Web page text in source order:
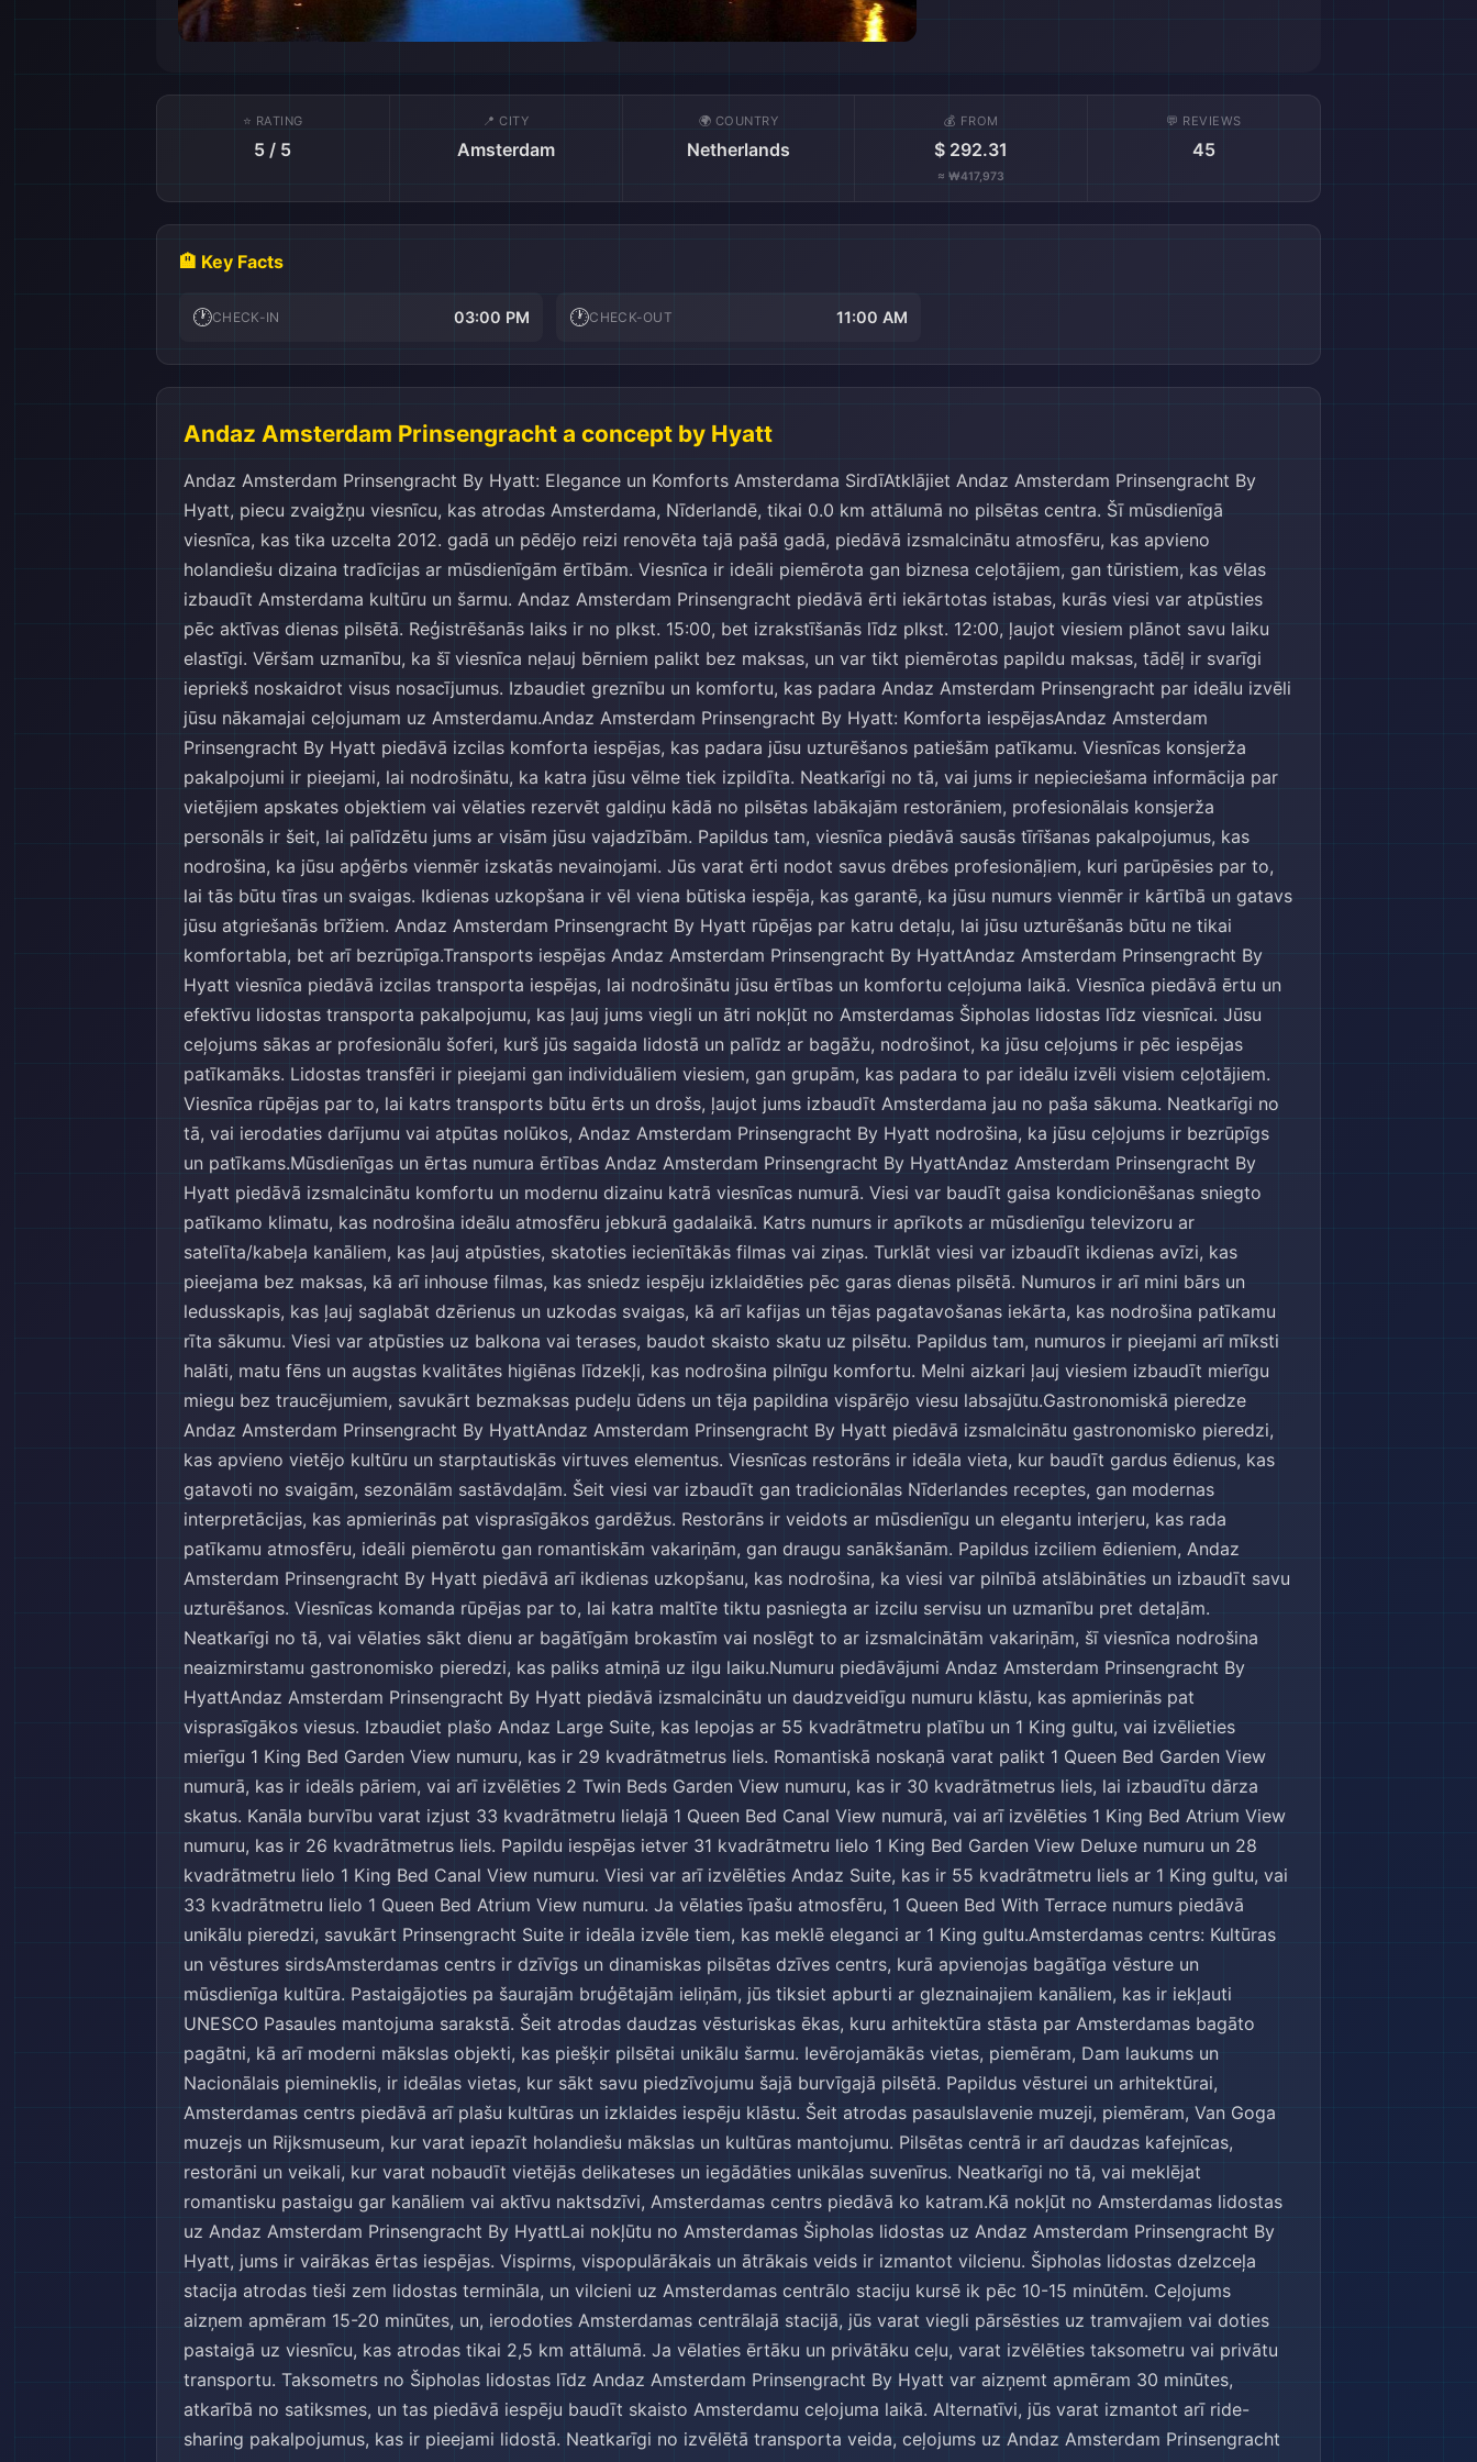
⭐ RATING
5 / 5
📍 CITY
Amsterdam
🌍 COUNTRY
Netherlands
💰 FROM
$ 292.31
≈ ₩417,973
💬 REVIEWS
45
🏨 Key Facts
🕐CHECK-IN 03:00 PM 🕐CHECK-OUT 11:00 AM
Andaz Amsterdam Prinsengracht a concept by Hyatt
Andaz Amsterdam Prinsengracht By Hyatt: Elegance un Komforts Amsterdama SirdīAtklājiet Andaz Amsterdam Prinsengracht By Hyatt, piecu zvaigžņu viesnīcu, kas atrodas Amsterdama, Nīderlandē, tikai 0.0 km attālumā no pilsētas centra. Šī mūsdienīgā viesnīca, kas tika uzcelta 2012. gadā un pēdējo reizi renovēta tajā pašā gadā, piedāvā izsmalcinātu atmosfēru, kas apvieno holandiešu dizaina tradīcijas ar mūsdienīgām ērtībām. Viesnīca ir ideāli piemērota gan biznesa ceļotājiem, gan tūristiem, kas vēlas izbaudīt Amsterdama kultūru un šarmu. Andaz Amsterdam Prinsengracht piedāvā ērti iekārtotas istabas, kurās viesi var atpūsties pēc aktīvas dienas pilsētā. Reģistrēšanās laiks ir no plkst. 15:00, bet izrakstīšanās līdz plkst. 12:00, ļaujot viesiem plānot savu laiku elastīgi. Vēršam uzmanību, ka šī viesnīca neļauj bērniem palikt bez maksas, un var tikt piemērotas papildu maksas, tādēļ ir svarīgi iepriekš noskaidrot visus nosacījumus. Izbaudiet greznību un komfortu, kas padara Andaz Amsterdam Prinsengracht par ideālu izvēli jūsu nākamajai ceļojumam uz Amsterdamu.Andaz Amsterdam Prinsengracht By Hyatt: Komforta iespējasAndaz Amsterdam Prinsengracht By Hyatt piedāvā izcilas komforta iespējas, kas padara jūsu uzturēšanos patiešām patīkamu. Viesnīcas konsjerža pakalpojumi ir pieejami, lai nodrošinātu, ka katra jūsu vēlme tiek izpildīta. Neatkarīgi no tā, vai jums ir nepieciešama informācija par vietējiem apskates objektiem vai vēlaties rezervēt galdiņu kādā no pilsētas labākajām restorāniem, profesionālais konsjerža personāls ir šeit, lai palīdzētu jums ar visām jūsu vajadzībām. Papildus tam, viesnīca piedāvā sausās tīrīšanas pakalpojumus, kas nodrošina, ka jūsu apģērbs vienmēr izskatās nevainojami. Jūs varat ērti nodot savus drēbes profesionāļiem, kuri parūpēsies par to, lai tās būtu tīras un svaigas. Ikdienas uzkopšana ir vēl viena būtiska iespēja, kas garantē, ka jūsu numurs vienmēr ir kārtībā un gatavs jūsu atgriešanās brīžiem. Andaz Amsterdam Prinsengracht By Hyatt rūpējas par katru detaļu, lai jūsu uzturēšanās būtu ne tikai komfortabla, bet arī bezrūpīga.Transports iespējas Andaz Amsterdam Prinsengracht By HyattAndaz Amsterdam Prinsengracht By Hyatt viesnīca piedāvā izcilas transporta iespējas, lai nodrošinātu jūsu ērtības un komfortu ceļojuma laikā. Viesnīca piedāvā ērtu un efektīvu lidostas transporta pakalpojumu, kas ļauj jums viegli un ātri nokļūt no Amsterdamas Šipholas lidostas līdz viesnīcai. Jūsu ceļojums sākas ar profesionālu šoferi, kurš jūs sagaida lidostā un palīdz ar bagāžu, nodrošinot, ka jūsu ceļojums ir pēc iespējas patīkamāks. Lidostas transfēri ir pieejami gan individuāliem viesiem, gan grupām, kas padara to par ideālu izvēli visiem ceļotājiem. Viesnīca rūpējas par to, lai katrs transports būtu ērts un drošs, ļaujot jums izbaudīt Amsterdama jau no paša sākuma. Neatkarīgi no tā, vai ierodaties darījumu vai atpūtas nolūkos, Andaz Amsterdam Prinsengracht By Hyatt nodrošina, ka jūsu ceļojums ir bezrūpīgs un patīkams.Mūsdienīgas un ērtas numura ērtības Andaz Amsterdam Prinsengracht By HyattAndaz Amsterdam Prinsengracht By Hyatt piedāvā izsmalcinātu komfortu un modernu dizainu katrā viesnīcas numurā. Viesi var baudīt gaisa kondicionēšanas sniegto patīkamo klimatu, kas nodrošina ideālu atmosfēru jebkurā gadalaikā. Katrs numurs ir aprīkots ar mūsdienīgu televizoru ar satelīta/kabeļa kanāliem, kas ļauj atpūsties, skatoties iecienītākās filmas vai ziņas. Turklāt viesi var izbaudīt ikdienas avīzi, kas pieejama bez maksas, kā arī inhouse filmas, kas sniedz iespēju izklaidēties pēc garas dienas pilsētā. Numuros ir arī mini bārs un ledusskapis, kas ļauj saglabāt dzērienus un uzkodas svaigas, kā arī kafijas un tējas pagatavošanas iekārta, kas nodrošina patīkamu rīta sākumu. Viesi var atpūsties uz balkona vai terases, baudot skaisto skatu uz pilsētu. Papildus tam, numuros ir pieejami arī mīksti halāti, matu fēns un augstas kvalitātes higiēnas līdzekļi, kas nodrošina pilnīgu komfortu. Melni aizkari ļauj viesiem izbaudīt mierīgu miegu bez traucējumiem, savukārt bezmaksas pudeļu ūdens un tēja papildina vispārējo viesu labsajūtu.Gastronomiskā pieredze Andaz Amsterdam Prinsengracht By HyattAndaz Amsterdam Prinsengracht By Hyatt piedāvā izsmalcinātu gastronomisko pieredzi, kas apvieno vietējo kultūru un starptautiskās virtuves elementus. Viesnīcas restorāns ir ideāla vieta, kur baudīt gardus ēdienus, kas gatavoti no svaigām, sezonālām sastāvdaļām. Šeit viesi var izbaudīt gan tradicionālas Nīderlandes receptes, gan modernas interpretācijas, kas apmierinās pat visprasīgākos gardēžus. Restorāns ir veidots ar mūsdienīgu un elegantu interjeru, kas rada patīkamu atmosfēru, ideāli piemērotu gan romantiskām vakariņām, gan draugu sanākšanām. Papildus izciliem ēdieniem, Andaz Amsterdam Prinsengracht By Hyatt piedāvā arī ikdienas uzkopšanu, kas nodrošina, ka viesi var pilnībā atslābināties un izbaudīt savu uzturēšanos. Viesnīcas komanda rūpējas par to, lai katra maltīte tiktu pasniegta ar izcilu servisu un uzmanību pret detaļām. Neatkarīgi no tā, vai vēlaties sākt dienu ar bagātīgām brokastīm vai noslēgt to ar izsmalcinātām vakariņām, šī viesnīca nodrošina neaizmirstamu gastronomisko pieredzi, kas paliks atmiņā uz ilgu laiku.Numuru piedāvājumi Andaz Amsterdam Prinsengracht By HyattAndaz Amsterdam Prinsengracht By Hyatt piedāvā izsmalcinātu un daudzveidīgu numuru klāstu, kas apmierinās pat visprasīgākos viesus. Izbaudiet plašo Andaz Large Suite, kas lepojas ar 55 kvadrātmetru platību un 1 King gultu, vai izvēlieties mierīgu 1 King Bed Garden View numuru, kas ir 29 kvadrātmetrus liels. Romantiskā noskaņā varat palikt 1 Queen Bed Garden View numurā, kas ir ideāls pāriem, vai arī izvēlēties 2 Twin Beds Garden View numuru, kas ir 30 kvadrātmetrus liels, lai izbaudītu dārza skatus. Kanāla burvību varat izjust 33 kvadrātmetru lielajā 1 Queen Bed Canal View numurā, vai arī izvēlēties 1 King Bed Atrium View numuru, kas ir 26 kvadrātmetrus liels. Papildu iespējas ietver 31 kvadrātmetru lielo 1 King Bed Garden View Deluxe numuru un 28 kvadrātmetru lielo 1 King Bed Canal View numuru. Viesi var arī izvēlēties Andaz Suite, kas ir 55 kvadrātmetru liels ar 1 King gultu, vai 33 kvadrātmetru lielo 1 Queen Bed Atrium View numuru. Ja vēlaties īpašu atmosfēru, 1 Queen Bed With Terrace numurs piedāvā unikālu pieredzi, savukārt Prinsengracht Suite ir ideāla izvēle tiem, kas meklē eleganci ar 1 King gultu.Amsterdamas centrs: Kultūras un vēstures sirdsAmsterdamas centrs ir dzīvīgs un dinamiskas pilsētas dzīves centrs, kurā apvienojas bagātīga vēsture un mūsdienīga kultūra. Pastaigājoties pa šaurajām bruģētajām ieliņām, jūs tiksiet apburti ar gleznainajiem kanāliem, kas ir iekļauti UNESCO Pasaules mantojuma sarakstā. Šeit atrodas daudzas vēsturiskas ēkas, kuru arhitektūra stāsta par Amsterdamas bagāto pagātni, kā arī moderni mākslas objekti, kas piešķir pilsētai unikālu šarmu. Ievērojamākās vietas, piemēram, Dam laukums un Nacionālais piemineklis, ir ideālas vietas, kur sākt savu piedzīvojumu šajā burvīgajā pilsētā. Papildus vēsturei un arhitektūrai, Amsterdamas centrs piedāvā arī plašu kultūras un izklaides iespēju klāstu. Šeit atrodas pasaulslavenie muzeji, piemēram, Van Goga muzejs un Rijksmuseum, kur varat iepazīt holandiešu mākslas un kultūras mantojumu. Pilsētas centrā ir arī daudzas kafejnīcas, restorāni un veikali, kur varat nobaudīt vietējās delikateses un iegādāties unikālas suvenīrus. Neatkarīgi no tā, vai meklējat romantisku pastaigu gar kanāliem vai aktīvu naktsdzīvi, Amsterdamas centrs piedāvā ko katram.Kā nokļūt no Amsterdamas lidostas uz Andaz Amsterdam Prinsengracht By HyattLai nokļūtu no Amsterdamas Šipholas lidostas uz Andaz Amsterdam Prinsengracht By Hyatt, jums ir vairākas ērtas iespējas. Vispirms, vispopulārākais un ātrākais veids ir izmantot vilcienu. Šipholas lidostas dzelzceļa stacija atrodas tieši zem lidostas termināla, un vilcieni uz Amsterdamas centrālo staciju kursē ik pēc 10-15 minūtēm. Ceļojums aizņem apmēram 15-20 minūtes, un, ierodoties Amsterdamas centrālajā stacijā, jūs varat viegli pārsēsties uz tramvajiem vai doties pastaigā uz viesnīcu, kas atrodas tikai 2,5 km attālumā. Ja vēlaties ērtāku un privātāku ceļu, varat izvēlēties taksometru vai privātu transportu. Taksometrs no Šipholas lidostas līdz Andaz Amsterdam Prinsengracht By Hyatt var aizņemt apmēram 30 minūtes, atkarībā no satiksmes, un tas piedāvā iespēju baudīt skaisto Amsterdamu ceļojuma laikā. Alternatīvi, jūs varat izmantot arī ride-sharing pakalpojumus, kas ir pieejami lidostā. Neatkarīgi no izvēlētā transporta veida, ceļojums uz Andaz Amsterdam Prinsengracht By Hyatt sola būt patīkams un bezrūpīgs, ļaujot jums ātri iegrimt Amsterdamas burvībā.Apskates objekti ap Andaz Amsterdam Prinsengracht By HyattAndaz Amsterdam Prinsengracht By Hyatt atrodas ideālā vietā, no kuras ērti var apmeklēt vairākus ievērojamus apskates objektus. Netālu esošais Anne Frank Nams piedāvā emocionālu un izglītojošu pieredzi, iepazīstinot apmeklētājus ar vēsturi un drosmi. Tikai īsas pastaigas attālumā ir arī leģendārais Sarkanā luktura rajons, kas piedāvā unikālu naktsdzīvi un kultūras pieredzi. Dam Square, kas ir pilsētas centrālais punkts, ir ideāla vieta, kur izbaudīt vietējo atmosfēru un notikumus. Vēl tuvāk ir šarmantā Jordaan apkaime, kas pazīstama ar savām šaurajām ieliņām un mākslas galerijām. Neaizmirstiet apmeklēt Madame Tussauds Amsterdam, kur varat sastapt savus iecienītākos slavenību vaska figūru attēlus, vai izpētīt Artis Zoo dārzu, kas ir lieliska vieta ģimenēm. Vēl citas tuvumā esošas vietas ir Museum Het Rembrandthuis, kur varat iepazīt slavenā mākslinieka dzīvi, Begijnhof ar tā mierīgo atmosfēru, Body Worlds, kas piedāvā unikālu cilvēka ķermeņa anatomijas skatījumu, un NEMO, kas ir interaktīvs zinātnes muzejs, kas noteikti ieinteresēs gan bērnus, gan pieaugušos. Andaz Amsterdam Prinsengracht By Hyatt ir ideāla bāze, lai izpētītu šīs aizraujošās vietas un izbaudītu Amsterdamas piedāvāto kultūru un vēsturi.Sabiedriskā transporta iespējas Andaz Amsterdam Prinsengracht By Hy